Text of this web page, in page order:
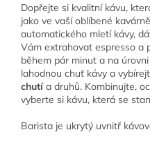
Dopřejte si kvalitní kávu,
jako ve vaší oblíbené
automatického mletí kávy,
Vám extrahovat espresso a
během pár minut a na
lahodnou chuť kávy a
chutí a druhů. Kombinujte,
vyberte si kávu, která se
Barista je ukrytý uvnitř